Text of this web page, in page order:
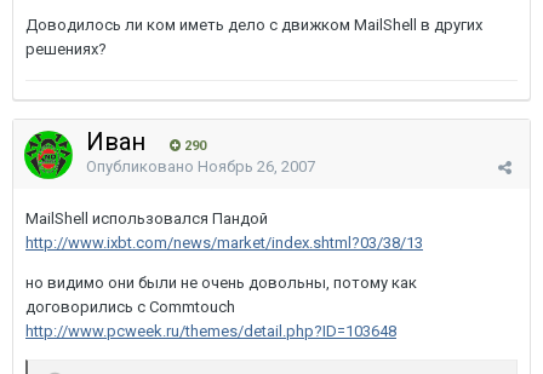
Доводилось ли ком иметь дело с движком MailShell в других
решениях?
Иван 290
Опубликовано Ноябрь 26, 2007
MailShell использовался Пандой
http://www.ixbt.com/news/market/index.shtml?03/38/13
но видимо они были не очень довольны, потому как
договорились с Commtouch
http://www.pcweek.ru/themes/detail.php?ID=103648